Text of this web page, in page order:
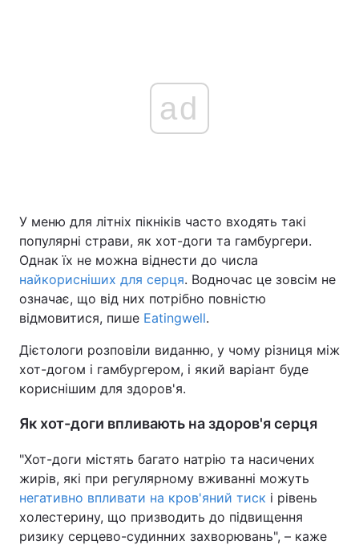
Головна Війна
Україна Політика
Економіка Світ
Спорт Наука
Техно і зв'язок
Зброя Інциденти
Здоров'я Туризм
Цікавинки Погода
Екологія
ad
У меню для літніх пікніків часто входять такі
популярні страви, як хот-доги та гамбургери.
Однак їх не можна віднести до числа
найкорисніших для серця. Водночас це зовсім не
означає, що від них потрібно повністю
відмовитися, пише Eatingwell.
Дієтологи розповіли виданню, у чому різниця між
хот-догом і гамбургером, і який варіант буде
кориснішим для здоров'я.
Як хот-доги впливають на здоров'я серця
"Хот-доги містять багато натрію та насичених
жирів, які при регулярному вживанні можуть
негативно впливати на кров'яний тиск і рівень
холестерину, що призводить до підвищення
ризику серцево-судинних захворювань", – каже